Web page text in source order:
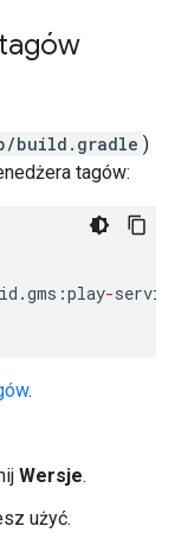
build.gradle )
tagów:
:play-
.
Wersje.
użyć.